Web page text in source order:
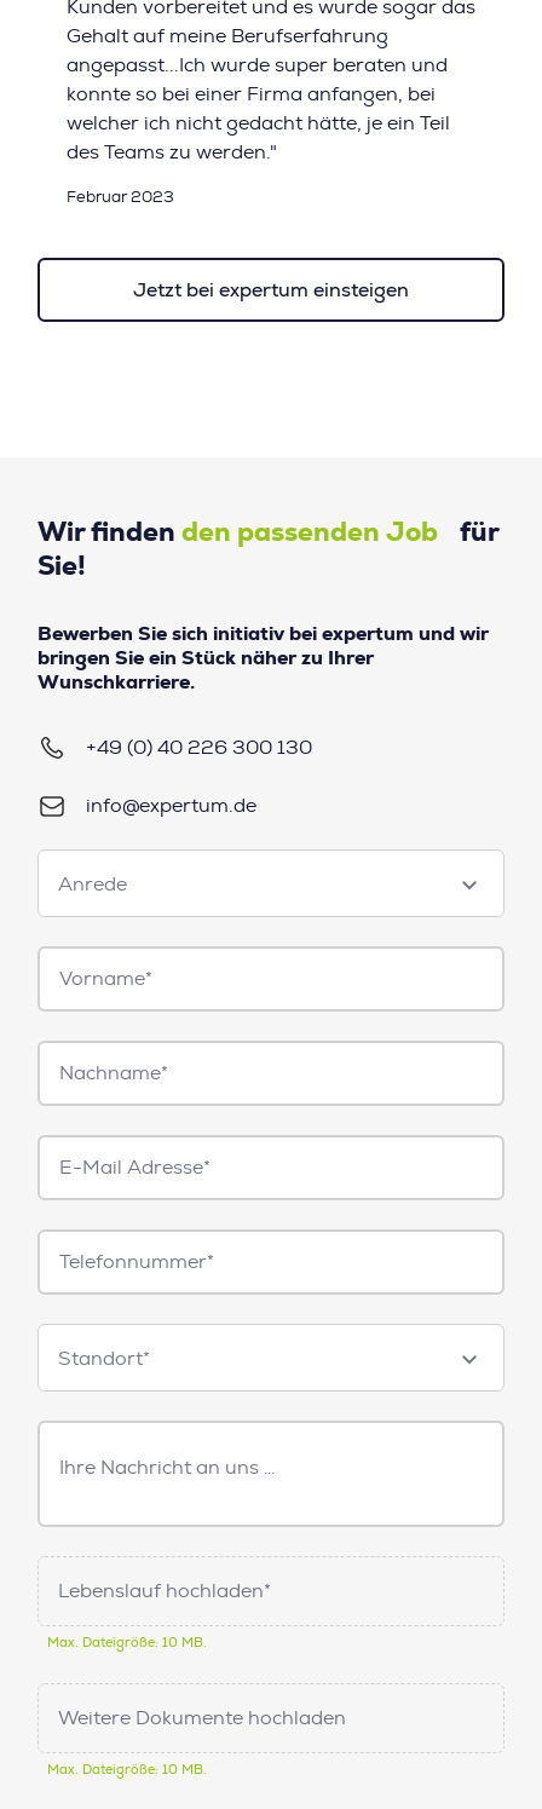
Kunden vorbereitet und es wurde sogar das
Gehalt auf meine Berufserfahrung
angepasst...Ich wurde super beraten und
konnte so bei einer Firma anfangen, bei
welcher ich nicht gedacht hätte, je ein Teil
des Teams zu werden."
Februar 2023
Jetzt bei expertum einsteigen
Wir finden den passenden Job für
Sie!
Bewerben Sie sich initiativ bei expertum und wir
bringen Sie ein Stück näher zu Ihrer
Wunschkarriere.
+49 (0) 40 226 300 130
info@expertum.de
Anrede
Anrede
Vorname*
Nachname*
E-
Mail*
Telefonnummer
Standorte
Standort*
Freitext
Nachricht
Lebenslauf hochladen*
Max. Dateigröße: 10 MB.
Weitere Dokumente hochladen
Max. Dateigröße: 10 MB.